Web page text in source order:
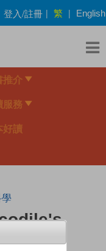
登入/註冊 | 繁 | English
推介
服務
好讀